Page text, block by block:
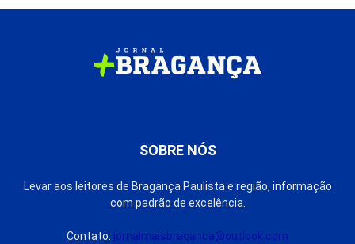
SOBRE NÓS
Levar aos leitores de Bragança Paulista e região, informação
com padrão de excelência.
Contato: jornalmaisbraganca@outlook.com